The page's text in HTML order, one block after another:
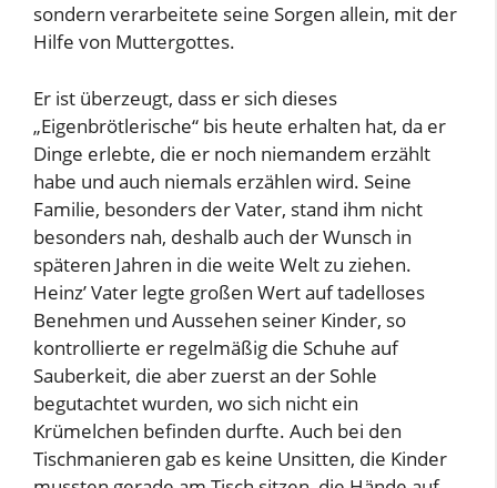
sondern verarbeitete seine Sorgen allein, mit der
Hilfe von Muttergottes.
Er ist überzeugt, dass er sich dieses
„Eigenbrötlerische“ bis heute erhalten hat, da er
Dinge erlebte, die er noch niemandem erzählt
habe und auch niemals erzählen wird. Seine
Familie, besonders der Vater, stand ihm nicht
besonders nah, deshalb auch der Wunsch in
späteren Jahren in die weite Welt zu ziehen.
Heinz’ Vater legte großen Wert auf tadelloses
Benehmen und Aussehen seiner Kinder, so
kontrollierte er regelmäßig die Schuhe auf
Sauberkeit, die aber zuerst an der Sohle
begutachtet wurden, wo sich nicht ein
Krümelchen befinden durfte. Auch bei den
Tischmanieren gab es keine Unsitten, die Kinder